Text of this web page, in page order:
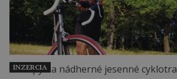
INZERCIA